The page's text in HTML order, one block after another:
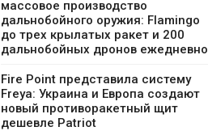
массовое производство
дальнобойного оружия: Flamingo
до трех крылатых ракет и 200
дальнобойных дронов ежедневно
Fire Point представила систему
Freya: Украина и Европа создают
новый противоракетный щит
дешевле Patriot